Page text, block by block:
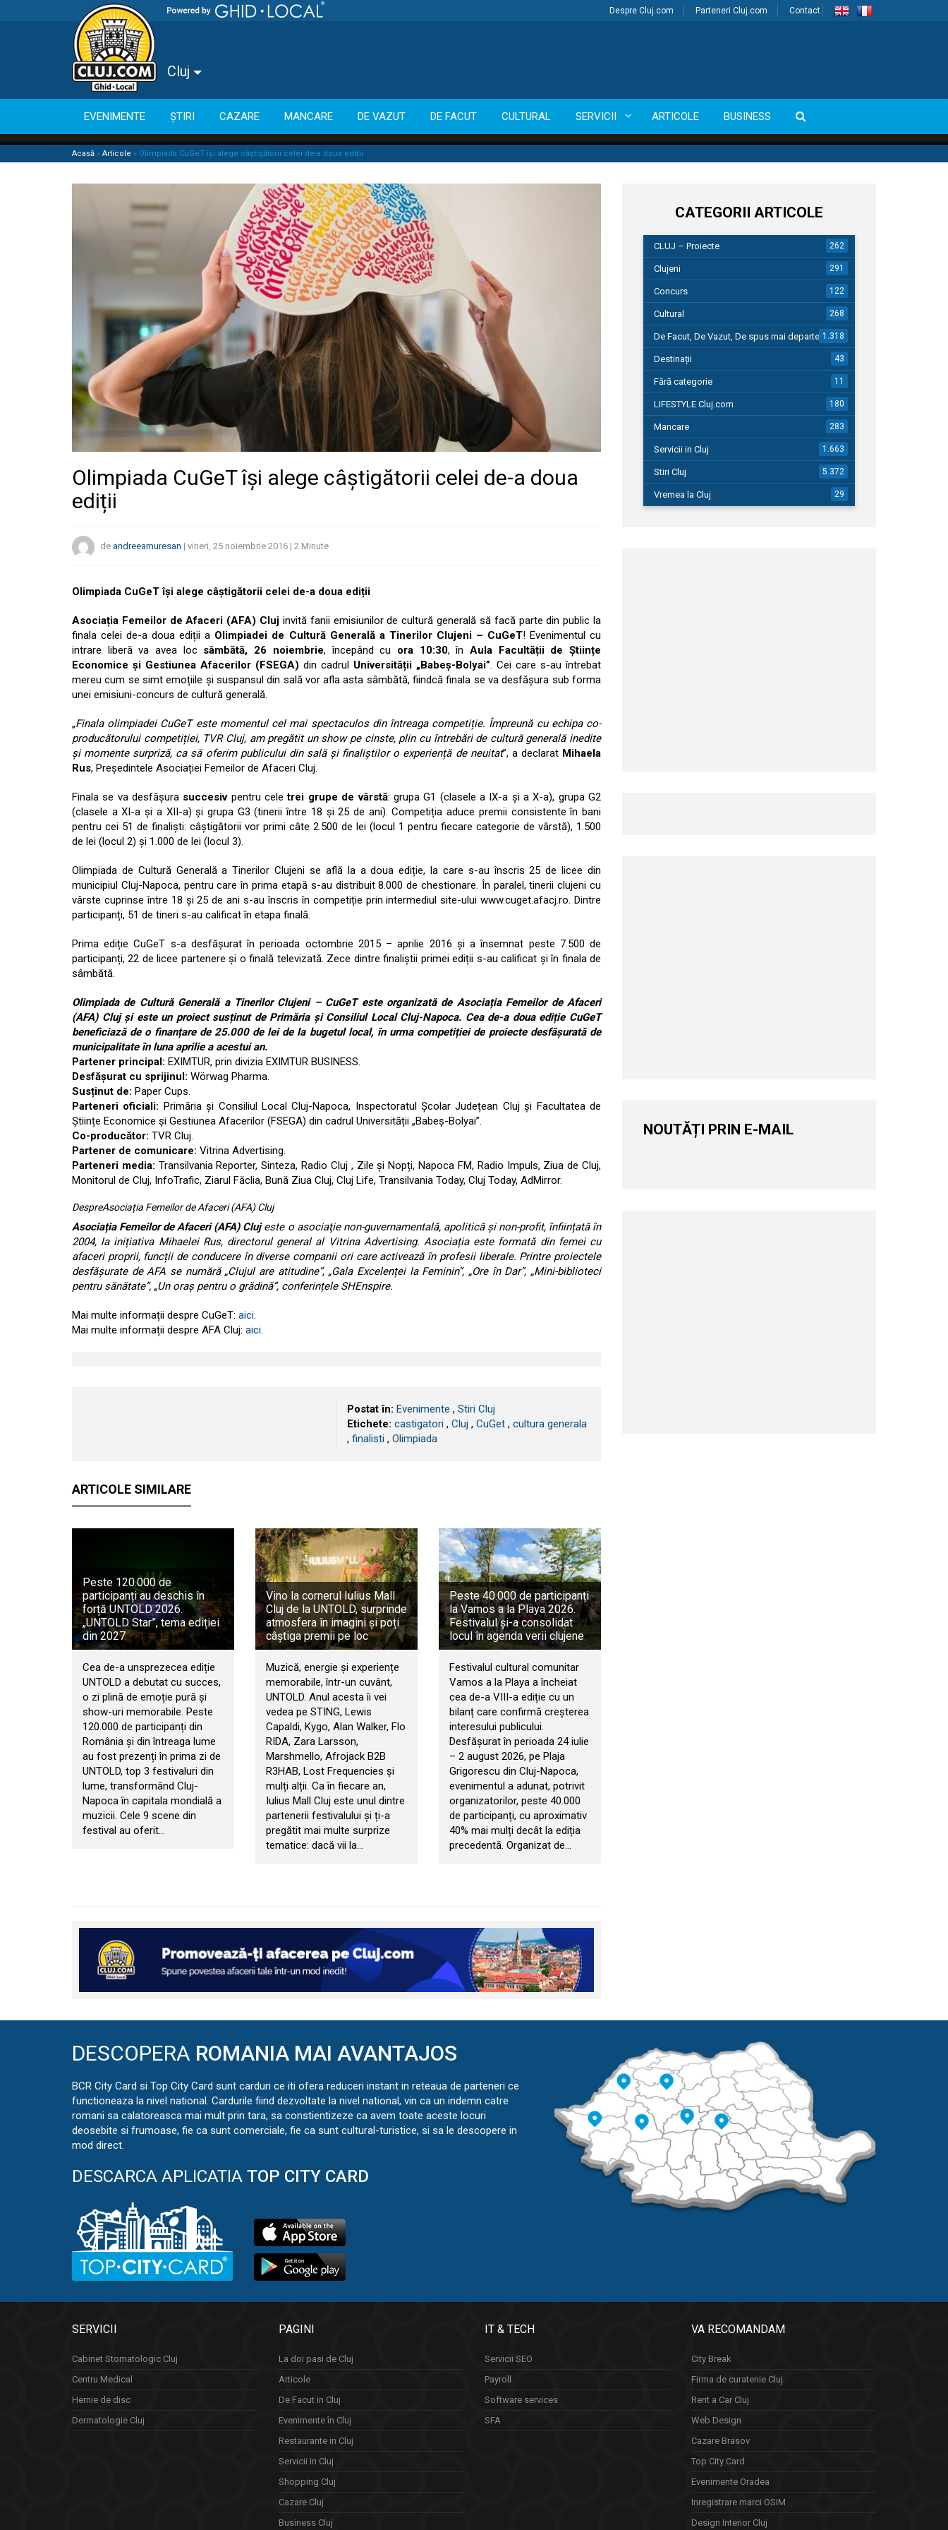
Despre Cluj.com Parteneri Cluj.com Contact
Cluj
EVENIMENTE ȘTIRI CAZARE MANCARE DE VAZUT DE FACUT CULTURAL SERVICII ARTICOLE BUSINESS
Acasă » Articole » Olimpiada CuGeT își alege câștigătorii celei de-a doua ediții
Olimpiada CuGeT își alege câștigătorii celei de-a doua
ediții
de andreeamuresan | vineri, 25 noiembrie 2016 | 2 Minute
Olimpiada CuGeT își alege câștigătorii celei de-a doua ediții
Asociația Femeilor de Afaceri (AFA) Cluj invită fanii emisiunilor de cultură generală să facă parte din public la
finala celei de-a doua ediții a Olimpiadei de Cultură Generală a Tinerilor Clujeni – CuGeT! Evenimentul cu
intrare liberă va avea loc sâmbătă, 26 noiembrie, începând cu ora 10:30, în Aula Facultății de Științe
Economice și Gestiunea Afacerilor (FSEGA) din cadrul Universității „Babeș-Bolyai”. Cei care s-au întrebat
mereu cum se simt emoțiile și suspansul din sală vor afla asta sâmbătă, fiindcă finala se va desfășura sub forma
unei emisiuni-concurs de cultură generală.
„Finala olimpiadei CuGeT este momentul cel mai spectaculos din întreaga competiție. Împreună cu echipa co-
producătorului competiției, TVR Cluj, am pregătit un show pe cinste, plin cu întrebări de cultură generală inedite
și momente surpriză, ca să oferim publicului din sală și finaliștilor o experiență de neuitat”, a declarat Mihaela
Rus, Președintele Asociației Femeilor de Afaceri Cluj.
Finala se va desfășura succesivpentru cele trei grupe de vârstă: grupa G1 (clasele a IX-a și a X-a), grupa G2
(clasele a XI-a și a XII-a) și grupa G3 (tinerii între 18 și 25 de ani). Competiția aduce premii consistente în bani
pentru cei 51 de finaliști: câștigătorii vor primi câte 2.500 de lei (locul 1 pentru fiecare categorie de vârstă), 1.500
de lei (locul 2) și 1.000 de lei (locul 3).
Olimpiada de Cultură Generală a Tinerilor Clujeni se află la a doua ediție, la care s-au înscris 25 de licee din
municipiul Cluj-Napoca, pentru care în prima etapă s-au distribuit 8.000 de chestionare. În paralel, tinerii clujeni cu
vârste cuprinse între 18 și 25 de ani s-au înscris în competiție prin intermediul site-ului www.cuget.afacj.ro. Dintre
participanți, 51 de tineri s-au calificat în etapa finală.
Prima ediție CuGeT s-a desfășurat în perioada octombrie 2015 – aprilie 2016 și a însemnat peste 7.500 de
participanți, 22 de licee partenere și o finală televizată. Zece dintre finaliștii primei ediții s-au calificat și în finala de
sâmbătă.
Olimpiada de Cultură Generală a Tinerilor Clujeni – CuGeT este organizată de Asociația Femeilor de Afaceri
(AFA) Cluj și este un proiect susținut de Primăria și Consiliul Local Cluj-Napoca. Cea de-a doua ediție CuGeT
beneficiază de o finanțare de 25.000 de lei de la bugetul local, în urma competiției de proiecte desfășurată de
municipalitate în luna aprilie a acestui an.
Partener principal: EXIMTUR, prin divizia EXIMTUR BUSINESS.
Desfășurat cu sprijinul: Wörwag Pharma.
Susținut de: Paper Cups.
Parteneri oficiali: Primăria și Consiliul Local Cluj-Napoca, Inspectoratul Școlar Județean Cluj și Facultatea de
Științe Economice și Gestiunea Afacerilor (FSEGA) din cadrul Universității „Babeș-Bolyai”.
Co-producător: TVR Cluj.
Partener de comunicare: Vitrina Advertising.
Parteneri media: Transilvania Reporter, Sinteza, Radio Cluj , Zile și Nopți, Napoca FM, Radio Impuls, Ziua de Cluj,
Monitorul de Cluj, InfoTrafic, Ziarul Făclia, Bună Ziua Cluj, Cluj Life, Transilvania Today, Cluj Today, AdMirror.
DespreAsociația Femeilor de Afaceri (AFA) Cluj
Asociația Femeilor de Afaceri (AFA) Clujeste o asociaţie non-guvernamentală, apolitică şi non-profit, înființată în
2004, la inițiativa Mihaelei Rus, directorul general al Vitrina Advertising. Asociația este formată din femei cu
afaceri proprii, funcții de conducere în diverse companii ori care activează în profesii liberale. Printre proiectele
desfășurate de AFA se numără „Clujul are atitudine”, „Gala Excelenței la Feminin”, „Ore în Dar”, „Mini-biblioteci
pentru sănătate”, „Un oraș pentru o grădină”, conferințele SHEnspire.
Mai multe informații despre CuGeT: aici.
Mai multe informații despre AFA Cluj: aici.
Postat în: Evenimente , Stiri Cluj
Etichete: castigatori , ​Cluj , CuGet , cultura generala
, finalisti , Olimpiada
ARTICOLE SIMILARE
Peste 120.000 de
participanți au deschis în
forță UNTOLD 2026.
„UNTOLD Star”, tema ediției
din 2027
Cea de-a unsprezecea ediție
UNTOLD a debutat cu succes,
o zi plină de emoție pură și
show-uri memorabile. Peste
120.000 de participanți din
România și din întreaga lume
au fost prezenți în prima zi de
UNTOLD, top 3 festivaluri din
lume, transformând Cluj-
Napoca în capitala mondială a
muzicii. Cele 9 scene din
festival au oferit…
Vino la cornerul Iulius Mall
Cluj de la UNTOLD, surprinde
atmosfera în imagini și poți
câștiga premii pe loc
Muzică, energie și experiențe
memorabile, într-un cuvânt,
UNTOLD. Anul acesta îi vei
vedea pe STING, Lewis
Capaldi, Kygo, Alan Walker, Flo
RIDA, Zara Larsson,
Marshmello, Afrojack B2B
R3HAB, Lost Frequencies și
mulți alții. Ca în fiecare an,
Iulius Mall Cluj este unul dintre
partenerii festivalului și ți-a
pregătit mai multe surprize
tematice: dacă vii la…
Peste 40.000 de participanți
la Vamos a la Playa 2026.
Festivalul și-a consolidat
locul în agenda verii clujene
Festivalul cultural comunitar
Vamos a la Playa a încheiat
cea de-a VIII-a ediție cu un
bilanț care confirmă creșterea
interesului publicului.
Desfășurat în perioada 24 iulie
– 2 august 2026, pe Plaja
Grigorescu din Cluj-Napoca,
evenimentul a adunat, potrivit
organizatorilor, peste 40.000
de participanți, cu aproximativ
40% mai mulți decât la ediția
precedentă. Organizat de…
CATEGORII ARTICOLE
CLUJ – Proiecte 262
Clujeni 291
Concurs 122
Cultural 268
De Facut, De Vazut, De spus mai departe…1.318
Destinații 43
Fără categorie 11
LIFESTYLE Cluj.com 180
Mancare 283
Servicii in Cluj 1.663
Stiri Cluj 5.372
Vremea la Cluj 29
NOUTĂȚI PRIN E-MAIL
DESCOPERA ROMANIA MAI AVANTAJOS
BCR City Card si Top City Card sunt carduri ce iti ofera reduceri instant in reteaua de parteneri ce
functioneaza la nivel national. Cardurile fiind dezvoltate la nivel national, vin ca un indemn catre
romani sa calatoreasca mai mult prin tara, sa constientizeze ca avem toate aceste locuri
deosebite si frumoase, fie ca sunt comerciale, fie ca sunt cultural-turistice, si sa le descopere in
mod direct.
DESCARCA APLICATIA TOP CITY CARD
SERVICII
Cabinet Stomatologic Cluj
Centru Medical
Hernie de disc
Dermatologie Cluj
PAGINI
La doi pasi de Cluj
Articole
De Facut in Cluj
Evenimente în Cluj
Restaurante in Cluj
Servicii in Cluj
Shopping Cluj
Cazare Cluj
Business Cluj
IT & TECH
Servicii SEO
Payroll
Software services
SFA
VA RECOMANDAM
City Break
Firma de curatenie Cluj
Rent a Car Cluj
Web Design
Cazare Brasov
Top City Card
Evenimente Oradea
Inregistrare marci OSIM
Design Interior Cluj